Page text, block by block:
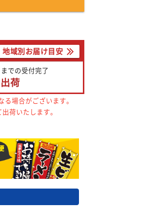
地域別お届け目安
までの受付完了
出荷
場合がございます。
荷いたします。